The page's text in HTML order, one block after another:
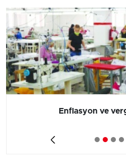
Enflasyon ve